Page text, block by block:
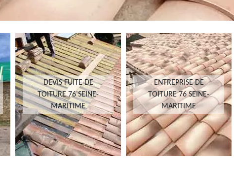
DEVIS FUITE DE
TOITURE 76 SEINE-
MARITIME
ENTREPRISE DE
TOITURE 76 SEINE-
MARITIME